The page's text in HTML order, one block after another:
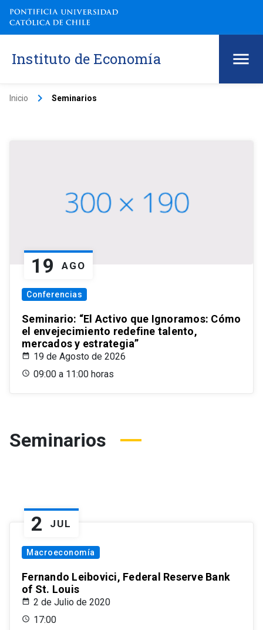
Instituto de Economía
Inicio keyboard_arrow_right Seminarios
19 AGO
Conferencias
Seminario: “El Activo que Ignoramos: Cómo
el envejecimiento redefine talento,
mercados y estrategia”
19 de Agosto de 2026
09:00 a 11:00 horas
Seminarios
2 JUL
Macroeconomía
Fernando Leibovici, Federal Reserve Bank
of St. Louis
2 de Julio de 2020
17:00